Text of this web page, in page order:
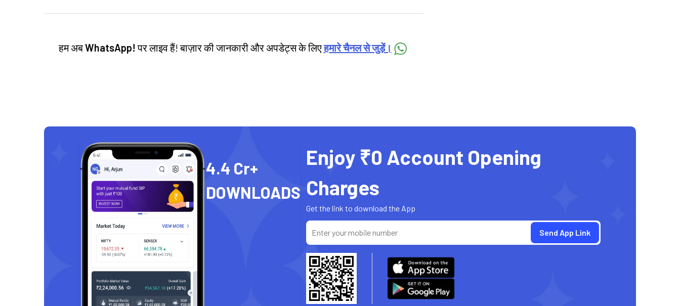
हम अबWhatsApp! पर लाइव हैं! बाज़ार की जानकारी और अपडेट्स के लिएहमारे चैनल से जुड़ें।
4.4 Cr+
DOWNLOADS
Enjoy ₹0 Account Opening
Charges
Get the link to download the App